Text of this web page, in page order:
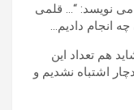
می نويسد: “… قلمی
انجام داديم…
ھم تعداد اين
اشتباه نشديم و